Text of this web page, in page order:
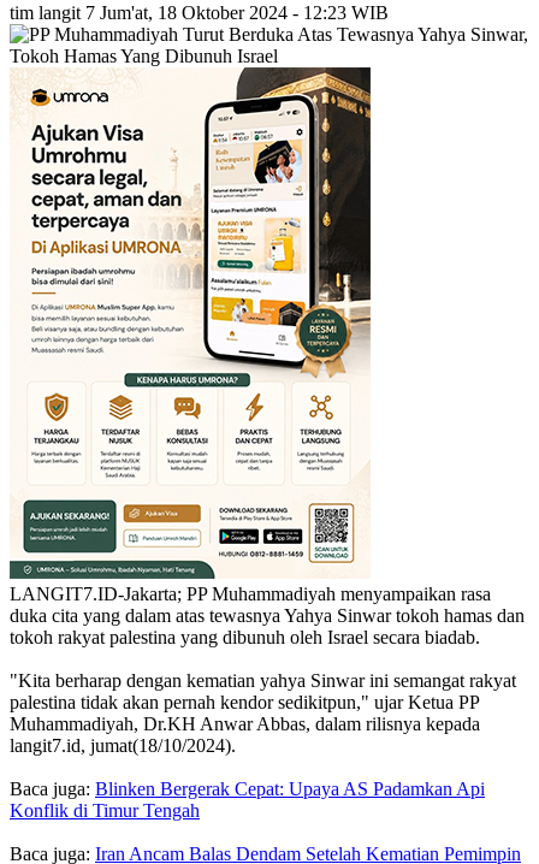
tim langit 7 Jum'at, 18 Oktober 2024 - 12:23 WIB
LANGIT7.ID-Jakarta; PP Muhammadiyah menyampaikan rasa
duka cita yang dalam atas tewasnya Yahya Sinwar tokoh hamas dan
tokoh rakyat palestina yang dibunuh oleh Israel secara biadab.
"Kita berharap dengan kematian yahya Sinwar ini semangat rakyat
palestina tidak akan pernah kendor sedikitpun," ujar Ketua PP
Muhammadiyah, Dr.KH Anwar Abbas, dalam rilisnya kepada
langit7.id, jumat(18/10/2024).
Baca juga: Blinken Bergerak Cepat: Upaya AS Padamkan Api
Konflik di Timur Tengah
Baca juga: Iran Ancam Balas Dendam Setelah Kematian Pemimpin